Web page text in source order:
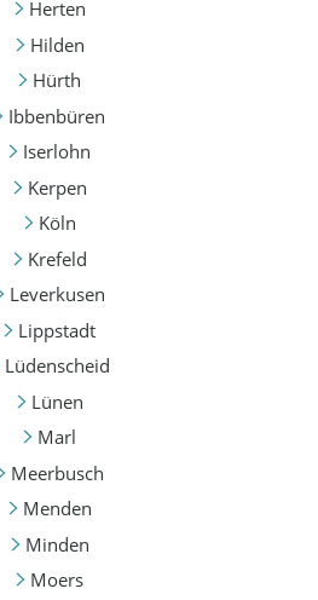
Herten
Hilden
Hürth
Ibbenbüren
Iserlohn
Kerpen
Köln
Krefeld
Leverkusen
Lippstadt
Lüdenscheid
Lünen
Marl
Meerbusch
Menden
Minden
Moers